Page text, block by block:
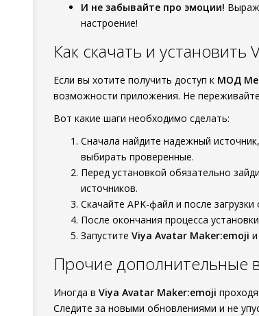
И не забывайте про эмоции!
настроение!
Как скачать и
Если вы хотите получить доступ к МОД
возможности приложения. Не
Вот какие шаги необходимо сделать:
Сначала найдите надежный
выбирать проверенные.
Перед установкой обязательно
источников.
Скачайте APK-файл и после
После окончания процесса
Запустите Viya Avatar Maker:emoji
Прочие дополнительные
Иногда в Viya Avatar Maker:emoji
Следите за новыми обновлениями и не